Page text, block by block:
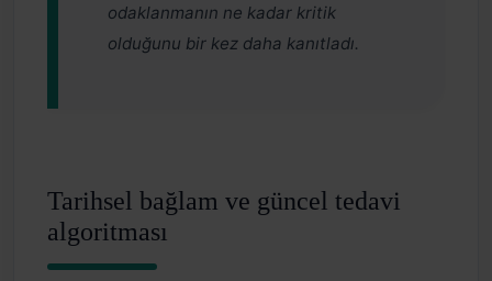
odaklanmanın ne kadar kritik
olduğunu bir kez daha kanıtladı.
Tarihsel bağlam ve güncel tedavi
algoritması